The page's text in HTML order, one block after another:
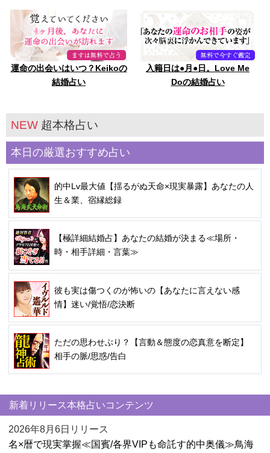
運命の出会いはいつ？Keikoの
結婚占い
入籍日は●月●日。Love Me
Doの結婚占い
NEW 超本格占い
本日の厳選おすすめ占い
的中Lv最大値【揺るがぬ天命×現実暴露】あなたの人
生＆業、宿縁総録
【極詳細結婚占】あなたの結婚が決まる≪場所・
時・相手詳細・言葉≫
彼も実は傷つくのが怖いの【あなたに言えない感
情】迷い/覚悟/恋決断
ただの思わせぶり？【言動＆態度の恋真意を断定】
相手の脈/思惑/告白
新着リリース本格占いコンテンツ
2026年8月6日リリース
名×暦で現実掌握≪国賓/各界VIPも命託す的中奥儀≫鳥海